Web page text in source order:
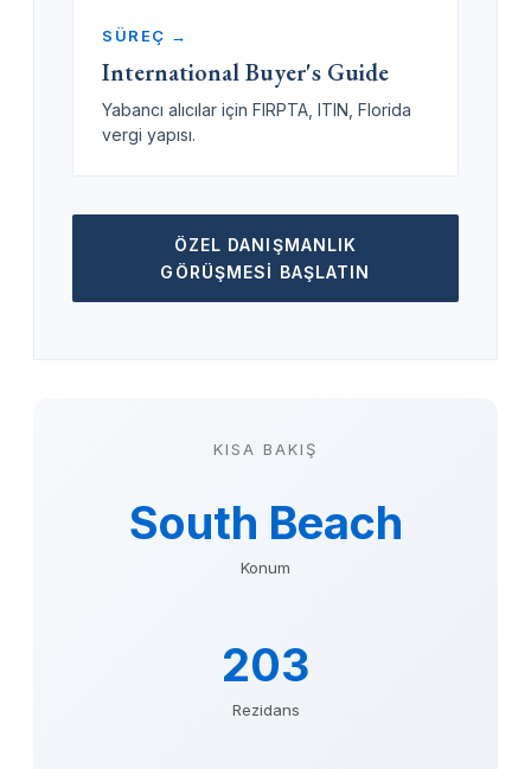
SÜREÇ →
International Buyer's Guide
Yabancı alıcılar için FIRPTA, ITIN, Florida
vergi yapısı.
ÖZEL DANIŞMANLIK
GÖRÜŞMESI BAŞLATIN
KISA BAKIŞ
South Beach
Konum
203
Rezidans